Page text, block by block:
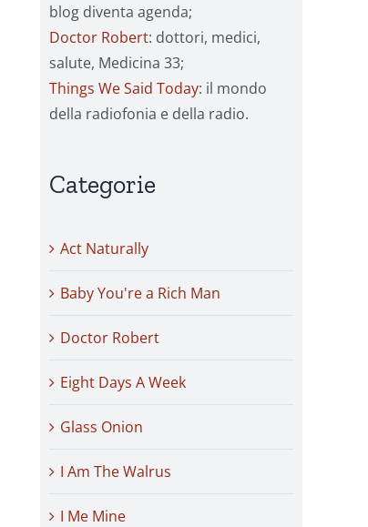
blog diventa agenda;
Doctor Robert: dottori, medici,
salute, Medicina 33;
Things We Said Today: il mondo
della radiofonia e della radio.
Categorie
Act Naturally
Baby You're a Rich Man
Doctor Robert
Eight Days A Week
Glass Onion
I Am The Walrus
I Me Mine